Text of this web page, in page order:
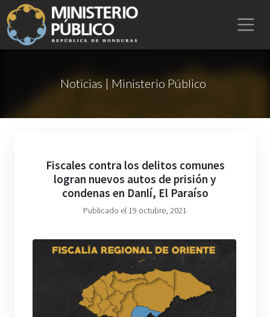
Noticias | Ministerio Público
Fiscales contra los delitos comunes
logran nuevos autos de prisión y
condenas en Danlí, El Paraíso
Publicado el 19 octubre, 2021